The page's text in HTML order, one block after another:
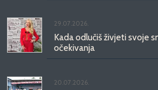
29.07.2026.
Kada odlučiš živjeti svoje
očekivanja
20.07.2026.